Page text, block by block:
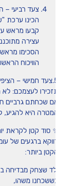
צעד רביעי –
הכינו ערכת
קבעו מראש
עצירה מתוכננת
הוויכוח הראשון 😉.
לעצמכם: לא הכל
שכחתם גרביים
היא להגיע,
סוד קטן לקראת יום
ביותר:
שצחק מבדיחה
משהו,